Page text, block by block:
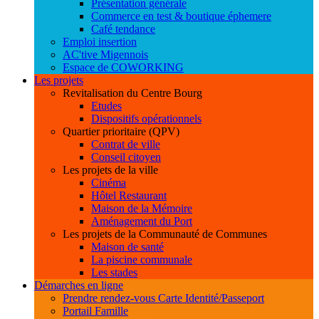
Présentation générale
Commerce en test & boutique éphemere
Café tendance
Emploi insertion
AC'tive Migennois
Espace de COWORKING
Les projets
Revitalisation du Centre Bourg
Etudes
Dispositifs opérationnels
Quartier prioritaire (QPV)
Contrat de ville
Conseil citoyen
Les projets de la ville
Cinéma
Hôtel Restaurant
Maison de la Mémoire
Aménagement du Port
Les projets de la Communauté de Communes
Maison de santé
La piscine communale
Les stades
Démarches en ligne
Prendre rendez-vous Carte Identité/Passeport
Portail Famille